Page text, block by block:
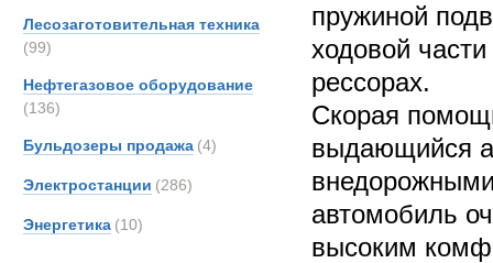
Лесозаготовительная техника
(99)
Нефтегазовое оборудование
(136)
Бульдозеры продажа (4)
Электростанции (286)
Энергетика (10)
пружиной
ходовой
рессорах.
Скорая
выдающийся
автомобиль
высоким